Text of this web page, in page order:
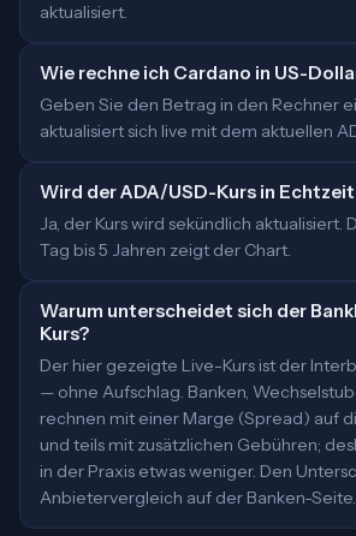
aktualisiert.
Wie rechne ich Cardano in US-
Geben Sie den Betrag in den Rechner
aktualisiert sich live mit dem aktuellen
Wird der ADA/USD-Kurs in
Ja, der Kurs wird sekündlich aktualisiert.
Tag bis 5 Jahren zeigt der Chart.
Warum unterscheidet sich der
Kurs?
Der hier gezeigte Live-Kurs ist der
— ohne Aufschlag. Banken,
rechnen mit einer Marge (Spread) auf
und teils mit zusätzlichen Gebühren;
in der Praxis etwas weniger. Den
Anbietervergleich auf der Banken-Seite.